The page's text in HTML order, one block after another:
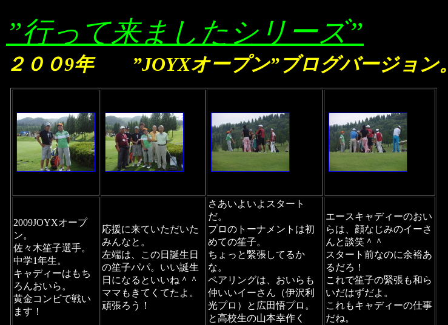
”行って来ましたシリーズ”
２００9年 ”JOYXオープン”ブログバージョン。
2009JOYXオープ
ン。
佐々木笙子選手。
中学1年生。
キャディーはもち
ろんおいら。
黄金コンビで戦い
ます！
応援に来ていただいた
みんなと。
左端は、この日誕生日
の笙子パパ。いい誕生
日になるといいね＾＾
ママもきてくてたよ。
頑張ろう！
さあいよいよスタート
だ。
プロのトーナメントは初
めての笙子。
ちょっと緊張してるか
な。
ペアリングは、おいらも
仲いいイーさん（伊沢利
光プロ）と広田悟プロ。
と高校生の山本幸作く
エースキャディーのおい
らは、顔なじみのイーさ
んと談笑＾＾
スタート前なのに余裕あ
るだろ！
これで笙子の緊張も和ら
いだはずだよ。
これもキャディーの仕事
だね。